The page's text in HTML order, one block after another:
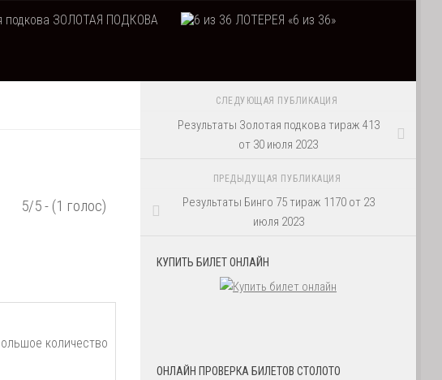
ЗОЛОТАЯ ПОДКОВА ЛОТЕРЕЯ «6 из 36»
5/5 - (1 голос)
количество
СЛЕДУЮЩАЯ ПУБЛИКАЦИЯ
Результаты Золотая подкова тираж 413
от 30 июля 2023
ПРЕДЫДУЩАЯ ПУБЛИКАЦИЯ
Результаты Бинго 75 тираж 1170 от 23
июля 2023
КУПИТЬ БИЛЕТ ОНЛАЙН
ОНЛАЙН ПРОВЕРКА БИЛЕТОВ СТОЛОТО